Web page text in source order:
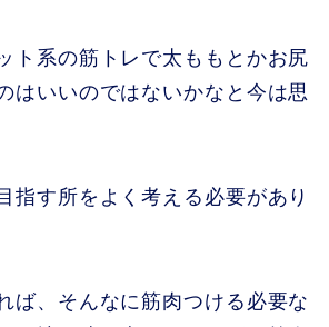
ト系の筋トレで太ももとかお尻
はいいのではないかなと今は思
指す所をよく考える必要があり
ば、そんなに筋肉つける必要な